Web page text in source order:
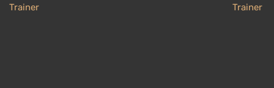
Trainer Trainer